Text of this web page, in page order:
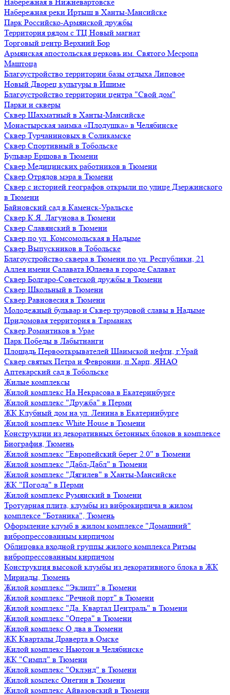
Набережная реки Иртыш в Ханты-Мансийске
Парк Российско-Армянской дружбы
Территория рядом с ТЦ Новый магнат
Торговый центр Верхний Бор
Армянская апостольская церковь им. Святого Месропа
Маштоца
Благоустройство территории базы отдыха Липовое
Нoвый Двoрeц культуры в Ишимe
Благоустройство территории центра "Свой дом"
Парки и скверы
Сквер Шахматный в Ханты-Мансийске
Монастырская заимка «Плодушка» в Челябинске
Сквер Турчаниновых в Соликамске
Сквер Спортивный в Тобольске
Бульвар Ершова в Тюмени
Сквер Медицинских работников в Тюмени
Сквер Отрядов мэра в Тюмени
Сквер с историей географов открыли по улице Дзержинского
в Тюмени
Байновский сад в Каменск-Уральске
Сквер К.Я. Лагунова в Тюмени
Сквер Славянский в Тюмени
Сквер по ул. Комсомольская в Надыме
Сквер Выпускников в Тобольске
Благоустройство сквера в Тюмени по ул. Республики, 21
Аллея имени Салавата Юлаева в городе Салават
Сквер Болгаро-Советской дружбы в Тюмени
Сквер Школьный в Тюмени
Сквер Равновесия в Тюмени
Молодежный бульвар и Сквер трудовой славы в Надыме
Придомовая территория в Тарманах
Сквер Романтиков в Урае
Парк Победы в Лабытнанги
Площадь Первооткрывателей Шаимской нефти, г.Урай
Сквер святых Петра и Февронии, п.Харп, ЯНАО
Аптекарский сад в Тобольске
Жилые комплексы
Жилой комплекс На Некрасова в Екатеринбурге
Жилой комплекс "Дружба" в Перми
ЖК Клубный дом на ул. Ленина в Екатеринбурге
Жилой комплекс White House в Тюмени
Конструкции из декоративных бетонных блоков в комплексе
Биография, Тюмень
Жилой комплекс "Европейский берег 2.0" в Тюмени
Жилой комплекс "Дабл-Дабл" в Тюмени
Жилой комплекс "Дягилев" в Ханты-Мансийске
ЖК "Погода" в Перми
Жилой комплекс Румянский в Тюмени
Тротуарная плита, клумбы из виброкирпича в жилом
комплексе "Ботаника", Тюмень
Оформление клумб в жилом комплексе "Домашний"
вибропрессованным кирпичом
Облицовка входной группы жилого комплекса Ритмы
вибропрессованным кирпичом
Конструкция высокой клумбы из декоративного блока в ЖК
Мириады, Тюмень
Жилой комплекс "Эклипт" в Тюмени
Жилой комплекс "Речной порт" в Тюмени
Жилой комплекс "Да. Квартал Централь" в Тюмени
Жилой комплекс "Опера" в Тюмени
Жилой комплекс О два в Тюмени
ЖК Кварталы Драверта в Омске
Жилой комплекс Ньютон в Челябинске
ЖК "Симпл" в Тюмени
Жилой комплекс "Оклэнд" в Тюмени
Жилой комлекс Онегин в Тюмени
Жилой комплекс Айвазовский в Тюмени